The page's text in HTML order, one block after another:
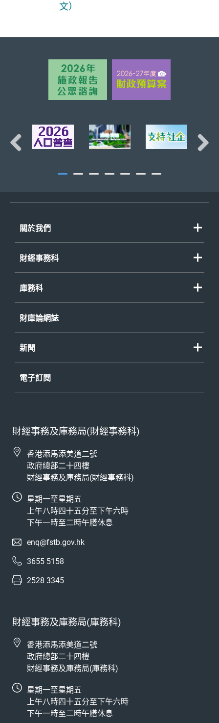
文）
頁首
關於我們
財經事務科
庫務科
財庫論網誌
新聞
電子訂閱
財經事務及庫務局(財經事務科)
香港添馬添美道二號
政府總部二十四樓
財經事務及庫務局(財經事務科)
星期一至星期五
上午八時四十五分至下午六時
下午一時至二時午膳休息
enq@fstb.gov.hk
3655 5158
2528 3345
財經事務及庫務局(庫務科)
香港添馬添美道二號
政府總部二十四樓
財經事務及庫務局(庫務科)
星期一至星期五
上午八時四十五分至下午六時
下午一時至二時午膳休息